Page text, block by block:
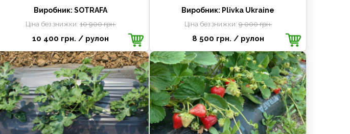
Виробник:SOTRAFA
Ціна без знижки:10 900 грн.
10 400 грн. / рулон
Виробник: Plivka Ukraine
Ціна без знижки: 9 000 грн.
8 500 грн. / рулон